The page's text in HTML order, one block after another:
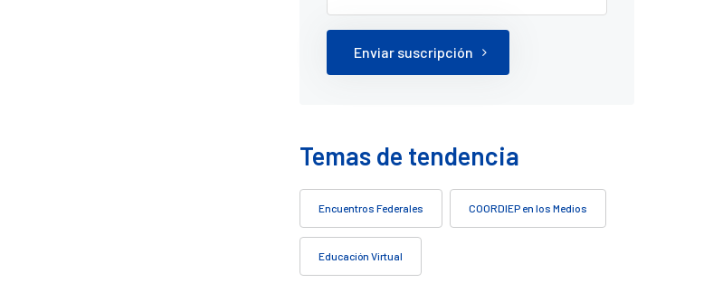
Enviar suscripción
Temas de tendencia
Encuentros Federales COORDIEP en los Medios
Educación Virtual